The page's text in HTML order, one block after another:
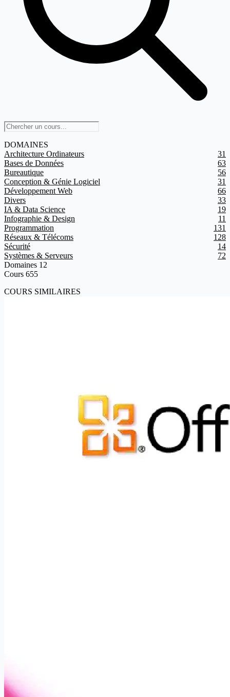
DOMAINES
Architecture Ordinateurs
31
Bases de Données
63
Bureautique
56
Conception & Génie Logiciel
31
Développement Web
66
Divers
33
IA & Data Science
19
Infographie & Design
11
Programmation
131
Réseaux & Télécoms
128
Sécurité
14
Systèmes & Serveurs
72
Domaines 12
Cours 655
COURS SIMILAIRES